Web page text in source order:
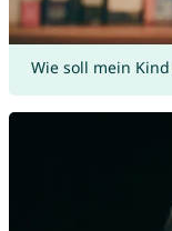
Wie soll mein